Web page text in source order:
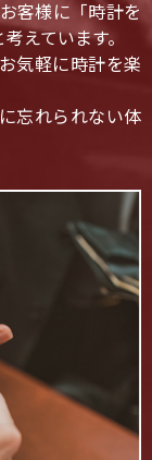
客様に「時計を
えています。
気軽に時計を楽
忘れられない体